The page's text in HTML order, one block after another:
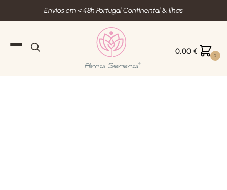
Envios em < 48h Portugal Continental & Ilhas
0,00 € 0